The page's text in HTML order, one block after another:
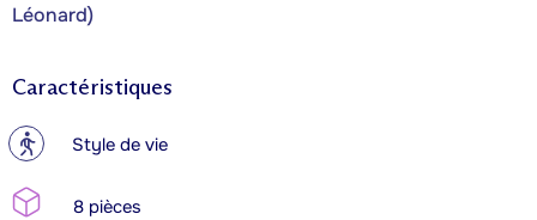
Léonard)
Caractéristiques
? Style de vie
8 pièces